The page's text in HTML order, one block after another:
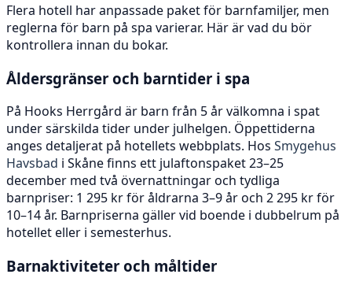
Flera hotell har anpassade paket för barnfamiljer, men
reglerna för barn på spa varierar. Här är vad du bör
kontrollera innan du bokar.
Åldersgränser och barntider i spa
På Hooks Herrgård är barn från 5 år välkomna i spat
under särskilda tider under julhelgen. Öppettiderna
anges detaljerat på hotellets webbplats. Hos Smygehus
Havsbad i Skåne finns ett julaftonspaket 23–25
december med två övernattningar och tydliga
barnpriser: 1 295 kr för åldrarna 3–9 år och 2 295 kr för
10–14 år. Barnpriserna gäller vid boende i dubbelrum på
hotellet eller i semesterhus.
Barnaktiviteter och måltider